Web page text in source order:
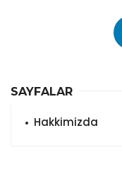
SAYFALAR
Hakkimizda